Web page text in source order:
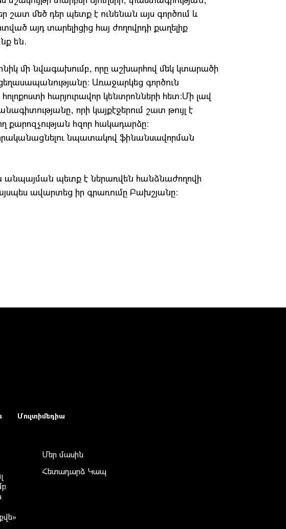
շատ մեծ դեր պետք է ունենան այս գործում և
այդ տարելիցից հայ ժողովրդի քաղելիք
են.
մի նվագախումբ, որը աշխարհով մեկ կտարածի
ցեղասապանությանը: Առաջարկեց գործուն
հարյուրավոր կենտրոնների հետ:Մի լավ
որի կայքէջերում շատ թույլ է
քարոզչության հզոր հակադարձը:
նպատակով ֆինանսավորման
անպայման պետք է ներառվեն հանձնաժողովի
այսպես ավարտեց իր գրառումը Բախշյանը:
Մուլտիմեդիա
Մեր մասին
Հետադարձ Կապ